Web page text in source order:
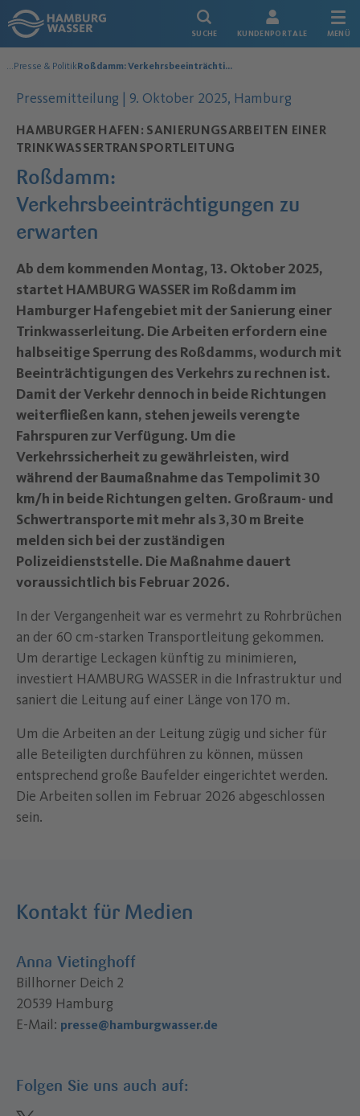
Link zur Startseite
SUCHE KUNDENPORTALE MENÜ
Über uns
...Presse & Politik Roßdamm: Verkehrsbeeinträchtigungen zu erwarten
Pressemitteilung | Datum der Veröffentlichung:
9. Oktober 2025, Hamburg
Roßdamm:
Verkehrsbeeinträchtigungen zu
erwarten
–
HAMBURGER HAFEN: SANIERUNGSARBEITEN EINER
TRINKWASSERTRANSPORTLEITUNG
Ab dem kommenden Montag, 13. Oktober 2025,
startet HAMBURG WASSER im Roßdamm im
Hamburger Hafengebiet mit der Sanierung einer
Trinkwasserleitung. Die Arbeiten erfordern eine
halbseitige Sperrung des Roßdamms, wodurch mit
Beeinträchtigungen des Verkehrs zu rechnen ist.
Damit der Verkehr dennoch in beide Richtungen
weiterfließen kann, stehen jeweils verengte
Fahrspuren zur Verfügung. Um die
Verkehrssicherheit zu gewährleisten, wird
während der Baumaßnahme das Tempolimit 30
km/h in beide Richtungen gelten. Großraum- und
Schwertransporte mit mehr als 3,30 m Breite
melden sich bei der zuständigen
Polizeidienststelle. Die Maßnahme dauert
voraussichtlich bis Februar 2026.
In der Vergangenheit war es vermehrt zu Rohrbrüchen
an der 60 cm-starken Transportleitung gekommen.
Um derartige Leckagen künftig zu minimieren,
investiert HAMBURG WASSER in die Infrastruktur und
saniert die Leitung auf einer Länge von 170 m.
Um die Arbeiten an der Leitung zügig und sicher für
alle Beteiligten durchführen zu können, müssen
entsprechend große Baufelder eingerichtet werden.
Die Arbeiten sollen im Februar 2026 abgeschlossen
sein.
Kontakt für Medien
Anna Vietinghoff
Billhorner Deich 2
20539 Hamburg
E-Mail: presse@hamburgwasser.de
Folgen Sie uns auch auf: